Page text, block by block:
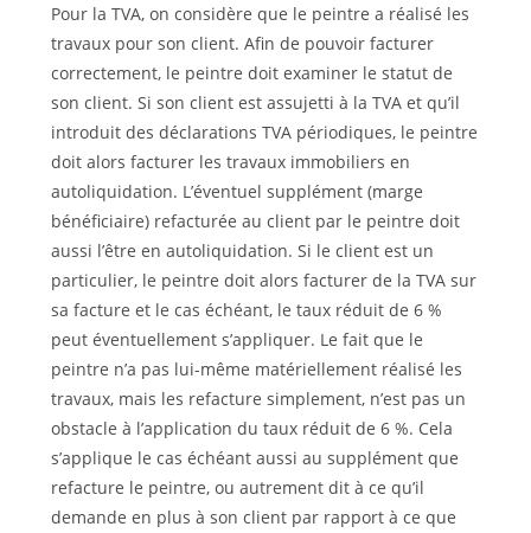
Pour la TVA, on considère que le peintre a réalisé les
travaux pour son client. Afin de pouvoir facturer
correctement, le peintre doit examiner le statut de
son client. Si son client est assujetti à la TVA et qu’il
introduit des déclarations TVA périodiques, le peintre
doit alors facturer les travaux immobiliers en
autoliquidation. L’éventuel supplément (marge
bénéficiaire) refacturée au client par le peintre doit
aussi l’être en autoliquidation. Si le client est un
particulier, le peintre doit alors facturer de la TVA sur
sa facture et le cas échéant, le taux réduit de 6 %
peut éventuellement s’appliquer. Le fait que le
peintre n’a pas lui-même matériellement réalisé les
travaux, mais les refacture simplement, n’est pas un
obstacle à l’application du taux réduit de 6 %. Cela
s’applique le cas échéant aussi au supplément que
refacture le peintre, ou autrement dit à ce qu’il
demande en plus à son client par rapport à ce que